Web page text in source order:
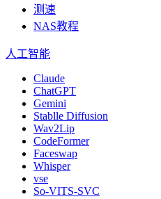
测速
NAS教程
人工智能
Claude
ChatGPT
Gemini
Stablle Diffusion
Wav2Lip
CodeFormer
Faceswap
Whisper
vse
So-VITS-SVC